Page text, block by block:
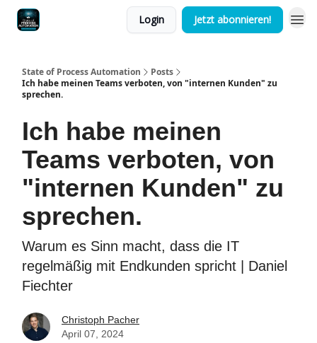
Login Jetzt abonnieren!
State of Process Automation
Posts
Ich habe meinen Teams verboten, von "internen Kunden" zu
sprechen.
Ich habe meinen
Teams verboten, von
"internen Kunden" zu
sprechen.
Warum es Sinn macht, dass die IT
regelmäßig mit Endkunden spricht | Daniel
Fiechter
Christoph Pacher
April 07, 2024